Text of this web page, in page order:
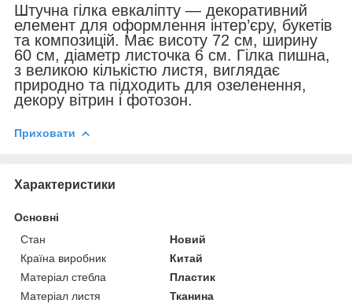
Штучна гілка евкаліпту — декоративний
елемент для оформлення інтер’єру, букетів
та композицій. Має висоту 72 см, ширину
60 см, діаметр листочка 6 см. Гілка пишна,
з великою кількістю листя, виглядає
природно та підходить для озеленення,
декору вітрин і фотозон.
Приховати
Характеристики
Основні
Стан
Новий
Країна виробник
Китай
Матеріал стебла
Пластик
Матеріал листя
Тканина